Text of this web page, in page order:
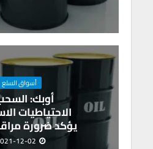
أسواق السلع
أوبك:
الاحتياطيات
يؤكد ضرورة
12-02